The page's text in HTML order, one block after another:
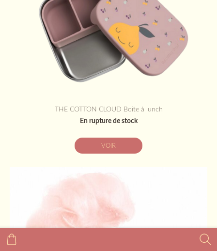
THE COTTON CLOUD Boîte à lunch
En rupture de stock
VOIR